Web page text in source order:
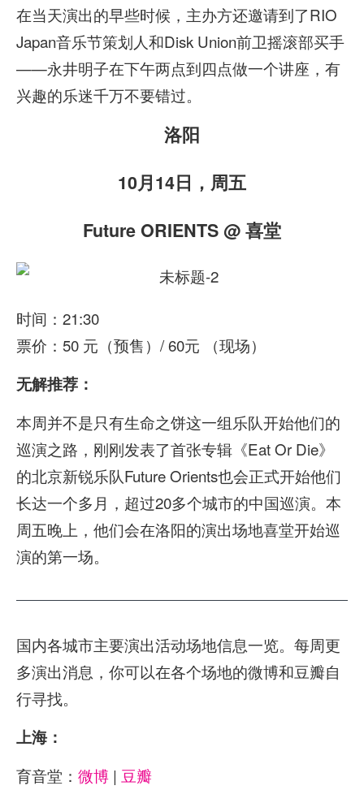
在当天演出的早些时候，主办方还邀请到了RIO
Japan音乐节策划人和Disk Union前卫摇滚部买手
——永井明子在下午两点到四点做一个讲座，有
兴趣的乐迷千万不要错过。
洛阳
10月14日，周五
Future ORIENTS @ 喜堂
时间：21:30
票价：50 元（预售）/ 60元 （现场）
无解推荐：
本周并不是只有生命之饼这一组乐队开始他们的
巡演之路，刚刚发表了首张专辑《Eat Or Die》
的北京新锐乐队Future Orients也会正式开始他们
长达一个多月，超过20多个城市的中国巡演。本
周五晚上，他们会在洛阳的演出场地喜堂开始巡
演的第一场。
国内各城市主要演出活动场地信息一览。每周更
多演出消息，你可以在各个场地的微博和豆瓣自
行寻找。
上海：
育音堂： 微博 | 豆瓣